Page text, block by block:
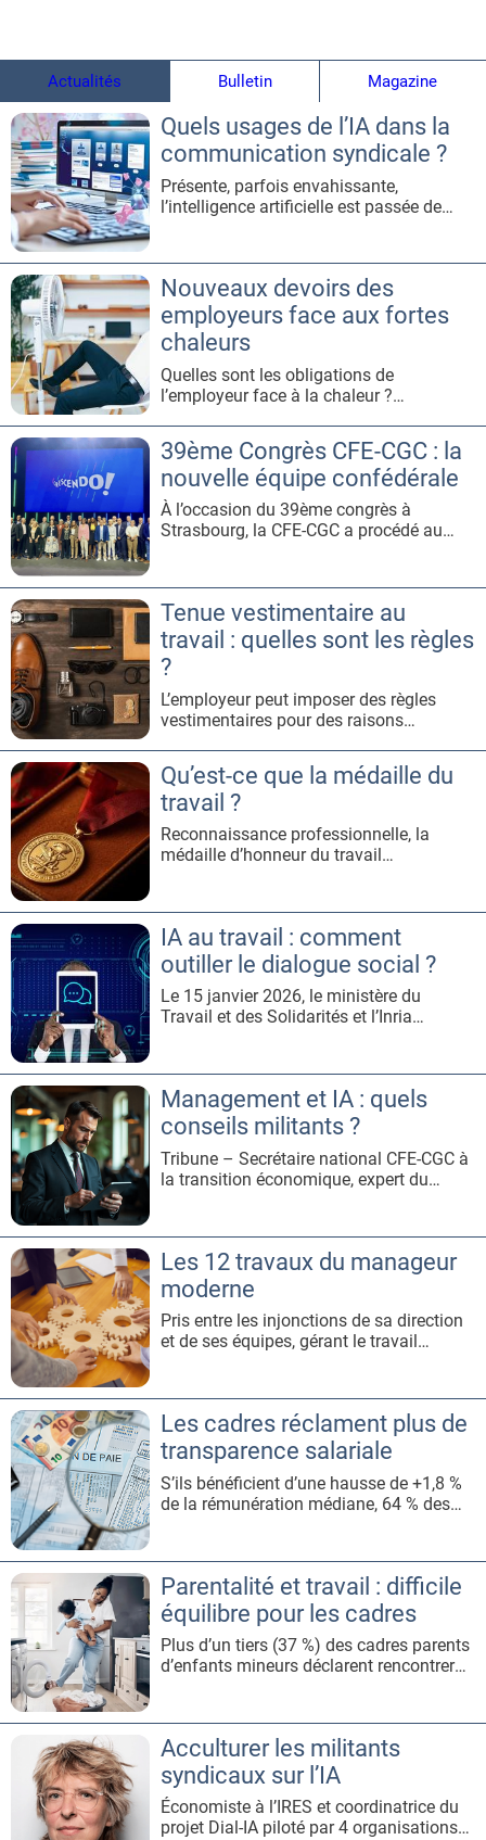
Actualités Bulletin Magazine
Quels usages de l’IA dans la
communication syndicale ?
Présente, parfois envahissante,
l’intelligence artificielle est passée de
communication syndicale, comment
l’utiliser à bon escient ? Éléments de
réponse avec plusieurs
spécialistes.Celles et ceux utilisant les
réseaux sociaux n
Nouveaux devoirs des
employeurs face aux fortes
chaleurs
Quelles sont les obligations de
l’employeur face à la chaleur ?
générale de prévention, doit prendre en
compte la question de la température.
Les fortes chaleurs doivent ainsi être
prises en considération dans l’évaluation
des risques et se traduire par un plan
d’ac
39ème Congrès CFE-CGC : la
nouvelle équipe confédérale
À l’occasion du 39ème congrès à
Strasbourg, la CFE-CGC a procédé au
neuf secrétaires nationaux et vingt
délégués nationaux ont été élus.LE TRIO
EXÉCUTIF Christelle THIEFFINNE :
présidente confédérale
(Métallurgie)William VIRY ALLEMO
Tenue vestimentaire au
travail : quelles sont les règles
?
L’employeur peut imposer des règles
vestimentaires pour des raisons
marque, mais ces exigences doivent
respecter les libertés individuelles et
l’interdiction des
discriminations.L’EMPLOYEUR PEUT‑IL
IMPOSER UNE TENUE VESTIMENTAIRE
?Oui, dans la limite du raisonnab
Qu’est-ce que la médaille du
travail ?
Reconnaissance professionnelle, la
médaille d’honneur du travail
Instituée par le décret du 15 mai 1948, la
médaille d’honneur du travail est
attribuée par le ministère du Travail aux
salariés du secteur privé justifia
IA au travail : comment
outiller le dialogue social ?
Le 15 janvier 2026, le ministère du
Travail et des Solidarités et l’Inria
faire le bilan de quatre années de
recherche sur l’impact de l’intelligence
artificielle au travail.Alors que 77 % des
demandeurs d’emploi utilis
Management et IA : quels
conseils militants ?
Tribune – Secrétaire national CFE-CGC à
la transition économique, expert du
Blanc décrypte les pratiques
managériales à l’ère de l’IA en
entreprise.Le manageur est un véritable
chef d’orchestre. Il définit les objectifs, r
Les 12 travaux du manageur
moderne
Pris entre les injonctions de sa direction
et de ses équipes, gérant le travail
manageur cumule les défis. Éclairages
avec Gaël Bouron (Apec), Laurent
Cappelletti (CNAM) et Frédéric Laloue
(IGAS).Si chaque entreprise est unique et
que les r
Les cadres réclament plus de
transparence salariale
S’ils bénéficient d’une hausse de +1,8 %
de la rémunération médiane, 64 % des
le baromètre annuel de
l’Apec.L’Association pour l’emploi des
cadres (Apec) organisait le 18 novembre
la présentation de son baromètre annue
Parentalité et travail : difficile
équilibre pour les cadres
Plus d’un tiers (37 %) des cadres parents
d’enfants mineurs déclarent rencontrer
que les cadres non-parents ou parents
d’enfants majeurs, selon une étude
Apec.Renoncement aux loisirs, report ou
annulation de rende
Acculturer les militants
syndicaux sur l’IA
Économiste à l’IRES et coordinatrice du
projet Dial-IA piloté par 4 organisations